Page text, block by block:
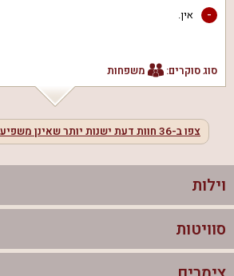
- אין.
סוג סוקרים: משפחות
צפו ב-36חוות דעת ישנות יותר שאינן
וילות
וילות בצפון
וילות להשכרה
סוויטות